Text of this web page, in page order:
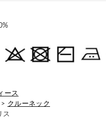
ース
> クルーネック
ス